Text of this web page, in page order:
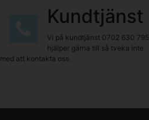
Kundtjänst
Vi på kundtjänst 0702 630 795
hjälper gärna till så tveka inte
med att kontakta oss.